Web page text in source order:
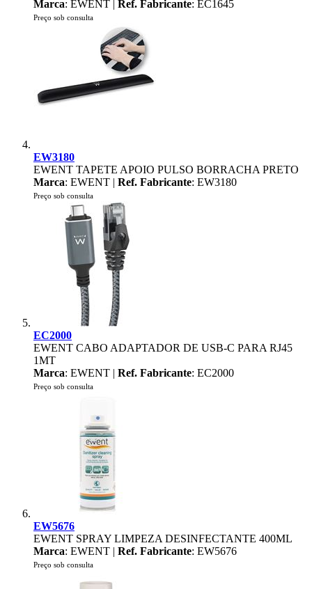
Marca: EWENT | Ref. Fabricante: EC1645
Preço sob consulta
EW3180
EWENT TAPETE APOIO PULSO BORRACHA PRETO
Marca: EWENT | Ref. Fabricante: EW3180
Preço sob consulta
EC2000
EWENT CABO ADAPTADOR DE USB-C PARA RJ45
1MT
Marca: EWENT | Ref. Fabricante: EC2000
Preço sob consulta
EW5676
EWENT SPRAY LIMPEZA DESINFECTANTE 400ML
Marca: EWENT | Ref. Fabricante: EW5676
Preço sob consulta